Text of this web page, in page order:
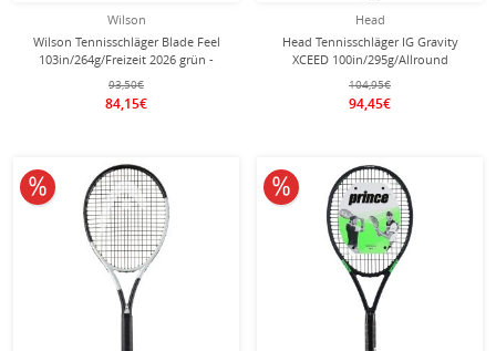
Wilson
Wilson Tennisschläger Blade Feel
103in/264g/Freizeit 2026 grün -
besaitet -
93,50€
84,15€
Head
Head Tennisschläger IG Gravity
XCEED 100in/295g/Allround
blau/schwarz - besaitet -
104,95€
94,45€
10% reduziert 10% reduziert